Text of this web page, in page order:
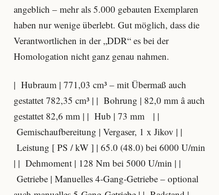
angeblich – mehr als 5.000 gebauten Exemplaren
haben nur wenige überlebt. Gut möglich, dass die
Verantwortlichen in der „DDR“ es bei der
Homologation nicht ganz genau nahmen.
| Hubraum | 771,03 cm³ – mit Übermaß auch
gestattet 782,35 cm³ | | Bohrung | 82,0 mm â auch
gestattet 82,6 mm | | Hub | 73 mm | |
Gemischaufbereitung | Vergaser, 1 x Jikov | |
Leistung [ PS / kW ] | 65.0 (48.0) bei 6000 U/min
| | Dehmoment | 128 Nm bei 5000 U/min | |
Getriebe | Manuelles 4-Gang-Getriebe – optional